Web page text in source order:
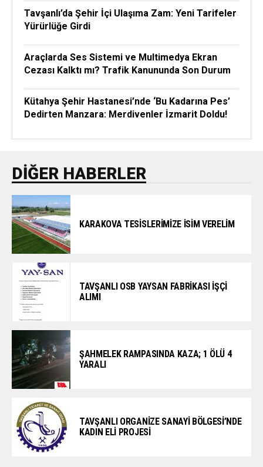
Tavşanlı’da Şehir İçi Ulaşıma Zam: Yeni Tarifeler
Yürürlüğe Girdi
Araçlarda Ses Sistemi ve Multimedya Ekran
Cezası Kalktı mı? Trafik Kanununda Son Durum
Kütahya Şehir Hastanesi’nde ‘Bu Kadarına Pes’
Dedirten Manzara: Merdivenler İzmarit Doldu!
DIĞER HABERLER
KARAKOVA TESİSLERİMİZE İSİM VERELİM
TAVŞANLI OSB YAYSAN FABRİKASI İŞÇİ
ALIMI
ŞAHMELEK RAMPASINDA KAZA; 1 ÖLÜ 4
YARALI
TAVŞANLI ORGANİZE SANAYİ BÖLGESİ’NDE
KADIN ELİ PROJESİ